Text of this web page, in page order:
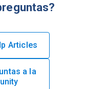
Articles
a la